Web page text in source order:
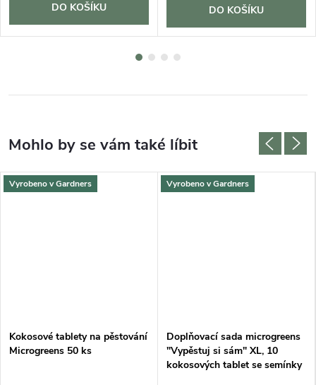
DO KOŠÍKU DO KOŠÍKU
Vyrobeno v Gardners
Kokosové tablety na pěstování
Microgreens 50 ks
Vyrobeno v Gardners
Doplňovací sada microgreens
"Vypěstuj si sám" XL, 10
kokosových tablet se semínky